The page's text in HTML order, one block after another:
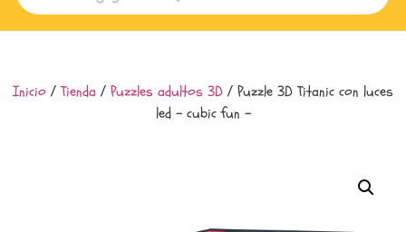
Inicio /Tienda / Puzzles adultos 3D / Puzzle 3D Titanic con luces
led – cubic fun –